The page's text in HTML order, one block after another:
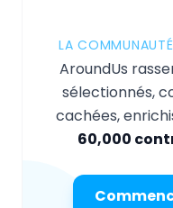
LA
AroundUs
sélectionnés,
cachées,
60,000